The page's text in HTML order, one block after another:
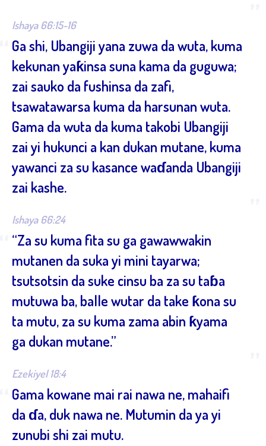
Ishaya 66:15-16
Ga shi, Ubangiji yana zuwa da wuta, kuma
kekunan yaƙinsa suna kama da guguwa;
zai sauko da fushinsa da zafi,
tsawatawarsa kuma da harsunan wuta.
Gama da wuta da kuma takobi Ubangiji
zai yi hukunci a kan dukan mutane, kuma
yawanci za su kasance waɗanda Ubangiji
zai kashe.
Ishaya 66:24
“Za su kuma fita su ga gawawwakin
mutanen da suka yi mini tayarwa;
tsutsotsin da suke cinsu ba za su taɓa
mutuwa ba, balle wutar da take ƙona su
ta mutu, za su kuma zama abin ƙyama
ga dukan mutane.”
Ezekiyel 18:4
Gama kowane mai rai nawa ne, mahaifi
da ɗa, duk nawa ne. Mutumin da ya yi
zunubi shi zai mutu.